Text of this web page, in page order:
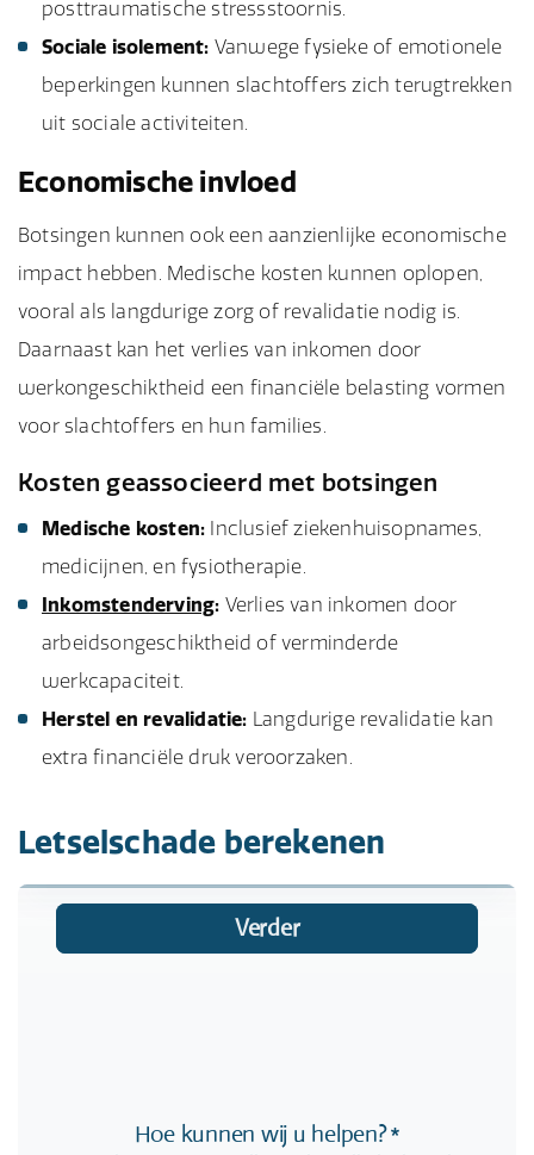
posttraumatische stressstoornis.
Sociale isolement: Vanwege fysieke of emotionele
beperkingen kunnen slachtoffers zich terugtrekken
uit sociale activiteiten.
Economische invloed
Botsingen kunnen ook een aanzienlijke economische
impact hebben. Medische kosten kunnen oplopen,
vooral als langdurige zorg of revalidatie nodig is.
Daarnaast kan het verlies van inkomen door
werkongeschiktheid een financiële belasting vormen
voor slachtoffers en hun families.
Kosten geassocieerd met botsingen
Medische kosten: Inclusief ziekenhuisopnames,
medicijnen, en fysiotherapie.
Inkomstenderving: Verlies van inkomen door
arbeidsongeschiktheid of verminderde
werkcapaciteit.
Herstel en revalidatie: Langdurige revalidatie kan
extra financiële druk veroorzaken.
Letselschade berekenen